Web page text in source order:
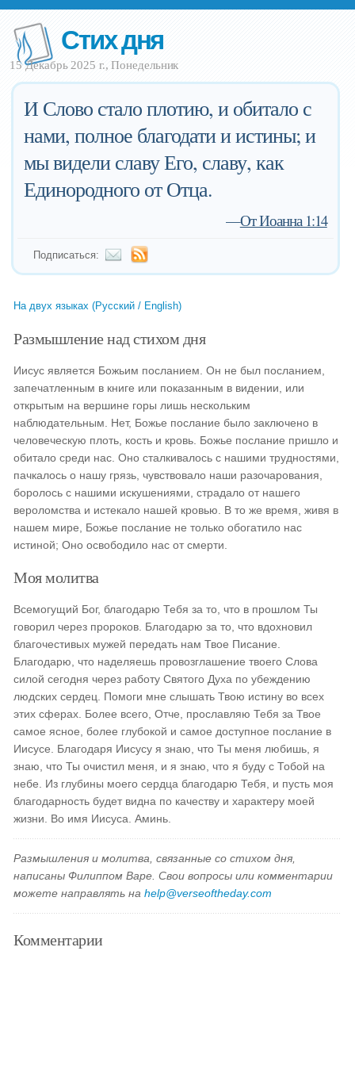
Стих дня
15 Декабрь 2025 г., Понедельник
И Слово стало плотию, и обитало с
нами, полное благодати и истины; и
мы видели славу Его, славу, как
Единородного от Отца.
—От Иоанна 1:14
Подписаться:
На двух языках (Русский / English)
Размышление над стихом дня
Иисус является Божьим посланием. Он не был посланием,
запечатленным в книге или показанным в видении, или
открытым на вершине горы лишь нескольким
наблюдательным. Нет, Божье послание было заключено в
человеческую плоть, кость и кровь. Божье послание пришло и
обитало среди нас. Оно сталкивалось с нашими трудностями,
пачкалось о нашу грязь, чувствовало наши разочарования,
боролось с нашими искушениями, страдало от нашего
вероломства и истекало нашей кровью. В то же время, живя в
нашем мире, Божье послание не только обогатило нас
истиной; Оно освободило нас от смерти.
Моя молитва
Всемогущий Бог, благодарю Тебя за то, что в прошлом Ты
говорил через пророков. Благодарю за то, что вдохновил
благочестивых мужей передать нам Твое Писание.
Благодарю, что наделяешь провозглашение твоего Слова
силой сегодня через работу Святого Духа по убеждению
людских сердец. Помоги мне слышать Твою истину во всех
этих сферах. Более всего, Отче, прославляю Тебя за Твое
самое ясное, более глубокой и самое доступное послание в
Иисусе. Благодаря Иисусу я знаю, что Ты меня любишь, я
знаю, что Ты очистил меня, и я знаю, что я буду с Тобой на
небе. Из глубины моего сердца благодарю Тебя, и пусть моя
благодарность будет видна по качеству и характеру моей
жизни. Во имя Иисуса. Аминь.
Размышления и молитва, связанные со стихом дня,
написаны Филиппом Варе. Свои вопросы или комментарии
можете направлять наhelp@verseoftheday.com
Комментарии